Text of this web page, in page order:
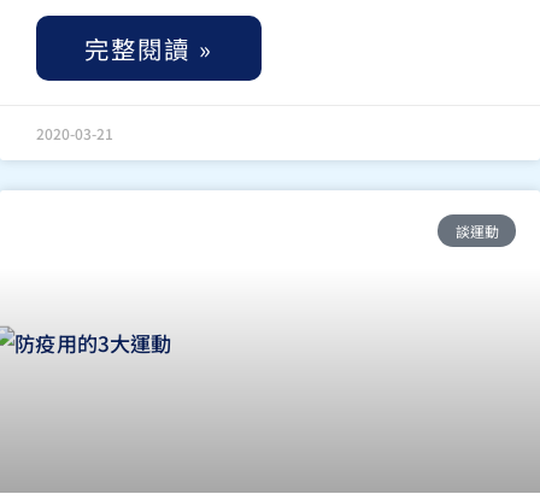
完整閱讀 »
2020-03-21
談運動